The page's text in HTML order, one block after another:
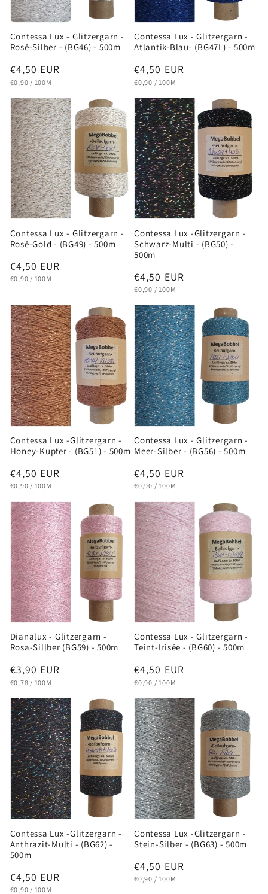
Contessa Lux - Glitzergarn -
Rosé-Silber - (BG46) - 500m
Normaler
Preis
€4,50 EUR
GRUNDPREIS
€0,90 / PRO
100M
Contessa Lux - Glitzergarn -
Atlantik-Blau- (BG47L) - 500m
Normaler
Preis
€4,50 EUR
GRUNDPREIS
€0,90 / PRO
100M
Contessa Lux - Glitzergarn -
Rosé-Gold - (BG49) - 500m
Normaler
Preis
€4,50 EUR
GRUNDPREIS
€0,90 / PRO
100M
Contessa Lux -Glitzergarn -
Schwarz-Multi - (BG50) -
500m
Normaler
Preis
€4,50 EUR
GRUNDPREIS
€0,90 / PRO
100M
Contessa Lux -Glitzergarn -
Honey-Kupfer - (BG51) - 500m
Normaler
Preis
€4,50 EUR
GRUNDPREIS
€0,90 / PRO
100M
Contessa Lux - Glitzergarn -
Meer-Silber - (BG56) - 500m
Normaler
Preis
€4,50 EUR
GRUNDPREIS
€0,90 / PRO
100M
Dianalux - Glitzergarn -
Rosa-Sillber (BG59) - 500m
Normaler
Preis
€3,90 EUR
GRUNDPREIS
€0,78 / PRO
100M
Contessa Lux - Glitzergarn -
Teint-Irisée - (BG60) - 500m
Normaler
Preis
€4,50 EUR
GRUNDPREIS
€0,90 / PRO
100M
Contessa Lux -Glitzergarn -
Anthrazit-Multi - (BG62) -
500m
Normaler
€4,50 EUR
GRUNDPREIS
€0,90 / PRO
100M
Contessa Lux -Glitzergarn -
Stein-Silber - (BG63) - 500m
Normaler
Preis
€4,50 EUR
GRUNDPREIS
€0,90 / PRO
100M